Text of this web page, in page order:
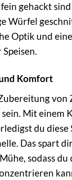
gehackt
Würfel
Optik und
Komfort
von
Mit einem
du diese
Das spart
sodass du